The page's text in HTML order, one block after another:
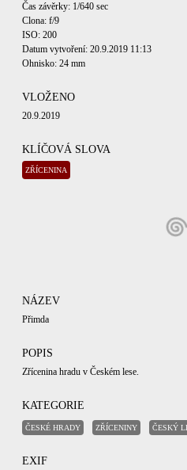
Čas závěrky: 1/640 sec
Clona: f/9
ISO: 200
Datum vytvoření: 20.9.2019 11:13
Ohnisko: 24 mm
VLOŽENO
20.9.2019
KLÍČOVÁ SLOVA
ZŘÍCENINA
NÁZEV
Přimda
POPIS
Zřícenina hradu v Českém lese.
KATEGORIE
ČESKÉ HRADY ZŘÍCENINY ČESKÝ
EXIF